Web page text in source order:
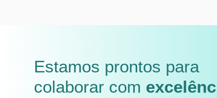
Estamos prontos para
colaborar com